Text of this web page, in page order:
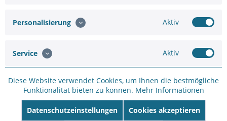
Artikel-Nr.:
Nr:
FD9182-H,N/A,(2.8MM)
Beschreibung
f2.8mm fixed focal lens,D/N, WDR Pro, PoE,...mehr
Personalisierung Aktiv
Service Aktiv
Diese Website verwendet Cookies, um Ihnen die bestmögliche
Funktionalität bieten zu können. Mehr Informationen
Datenschutzeinstellungen Cookies akzeptieren